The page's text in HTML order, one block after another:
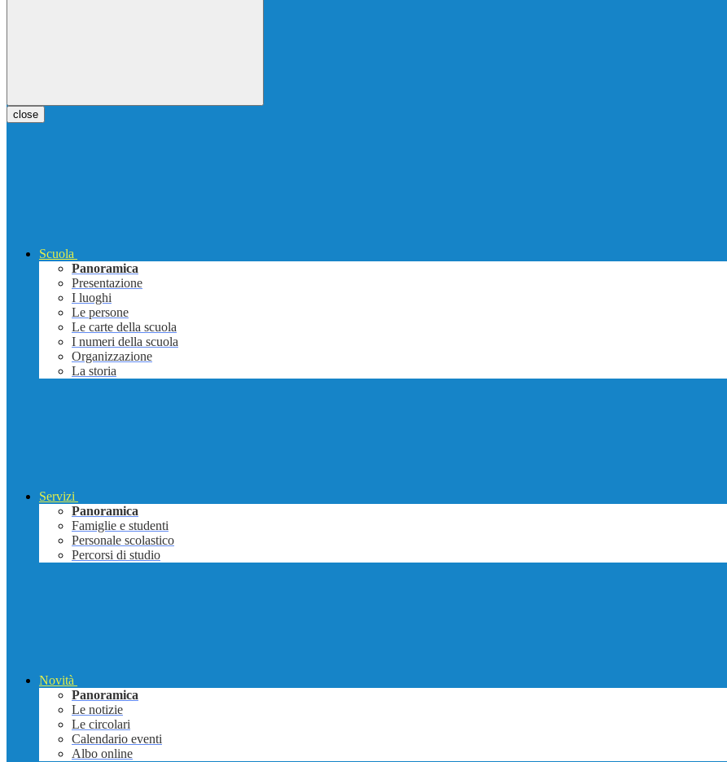
close
Scuola
Panoramica
Presentazione
I luoghi
Le persone
Le carte della scuola
I numeri della scuola
Organizzazione
La storia
Servizi
Panoramica
Famiglie e studenti
Personale scolastico
Percorsi di studio
Novità
Panoramica
Le notizie
Le circolari
Calendario eventi
Albo online